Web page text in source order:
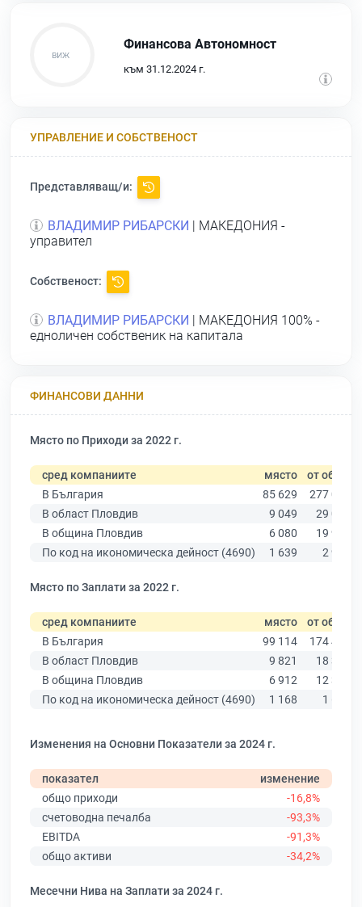
Финансова Автономност
към 31.12.2024 г.
УПРАВЛЕНИЕ И СОБСТВЕНОСТ
Представляващ/и:
ВЛАДИМИР РИБАРСКИ
| МАКЕДОНИЯ -
управител
Собственост:
ВЛАДИМИР РИБАРСКИ
| МАКЕДОНИЯ 100% -
едноличен собственик на капитала
ФИНАНСОВИ ДАННИ
Място по Приходи за 2022 г.
сред компаниите място от общо
В България
85 629
277 019
В област Пловдив
9 049
29 067
В община Пловдив
6 080
19 939
По код на икономическа дейност (4690)
1 639 2 922
Място по Заплати за 2022 г.
сред компаниите място от общо
В България
99 114
174 403
В област Пловдив
9 821
18 305
В община Пловдив
6 912
12 387
По код на икономическа дейност (4690)
1 168 1 619
Изменения на Основни Показатели за 2024 г.
показател
изменение
общо приходи
-16,8%
счетоводна печалба
-93,3%
EBITDA
-91,3%
общо активи
-34,2%
Месечни Нива на Заплати за 2024 г.